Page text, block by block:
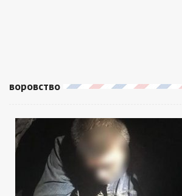
воровство